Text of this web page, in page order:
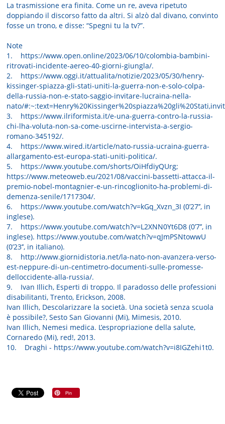
La trasmissione era finita. Come un re, aveva ripetuto
doppiando il discorso fatto da altri. Si alzò dal divano, convinto
fosse un trono, e disse: “Spegni tu la tv?”.
Note
1. https://www.open.online/2023/06/10/colombia-bambini-
ritrovati-incidente-aereo-40-giorni-giungla/.
2. https://www.oggi.it/attualita/notizie/2023/05/30/henry-
kissinger-spiazza-gli-stati-uniti-la-guerra-non-e-solo-colpa-
della-russia-non-e-stato-saggio-invitare-lucraina-nella-
nato/
3. https://www.ilriformista.it/e-una-guerra-contro-la-russia-
chi-lha-voluta-non-sa-come-uscirne-intervista-a-sergio-
romano-345192/.
4. https://www.wired.it/article/nato-russia-ucraina-guerra-
allargamento-est-europa-stati-uniti-politica/.
5. https://www.youtube.com/shorts/OiHfdiyQUrg;
https://www.meteoweb.eu/2021/08/vaccini-bassetti-attacca-il-
premio-nobel-montagnier-e-un-rincoglionito-ha-problemi-di-
demenza-senile/1717304/.
6. https://www.youtube.com/watch?v=kGq_Xvzn_3I (0’27’’, in
inglese).
7. https://www.youtube.com/watch?v=L2XNN0Yt6D8 (0’7’’, in
inglese). https://www.youtube.com/watch?v=qJmPSNtowwU
(0’23’’, in italiano).
8. http://www.giornidistoria.net/la-nato-non-avanzera-verso-
est-neppure-di-un-centimetro-documenti-sulle-promesse-
delloccidente-alla-russia/.
9. Ivan Illich, Esperti di troppo. Il paradosso delle professioni
disabilitanti, Trento, Erickson, 2008.
Ivan Illich, Descolarizzare la società. Una società senza scuola
è possibile?, Sesto San Giovanni (Mi), Mimesis, 2010.
Ivan Illich, Nemesi medica. L’espropriazione della salute,
Cornaredo (Mi), red!, 2013.
10. Draghi - https://www.youtube.com/watch?v=i8IGZehi1t0.